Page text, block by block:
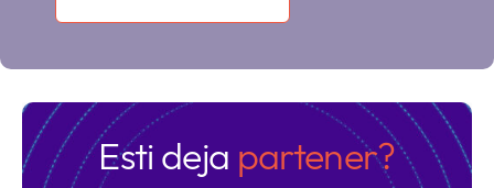
Esti deja partener?